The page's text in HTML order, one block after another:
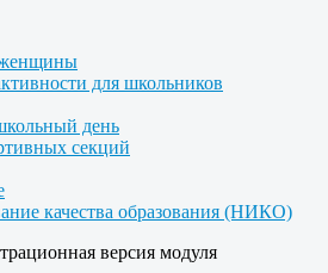
женщины
для школьников
день
секций
качества образования (НИКО)
версия модуля